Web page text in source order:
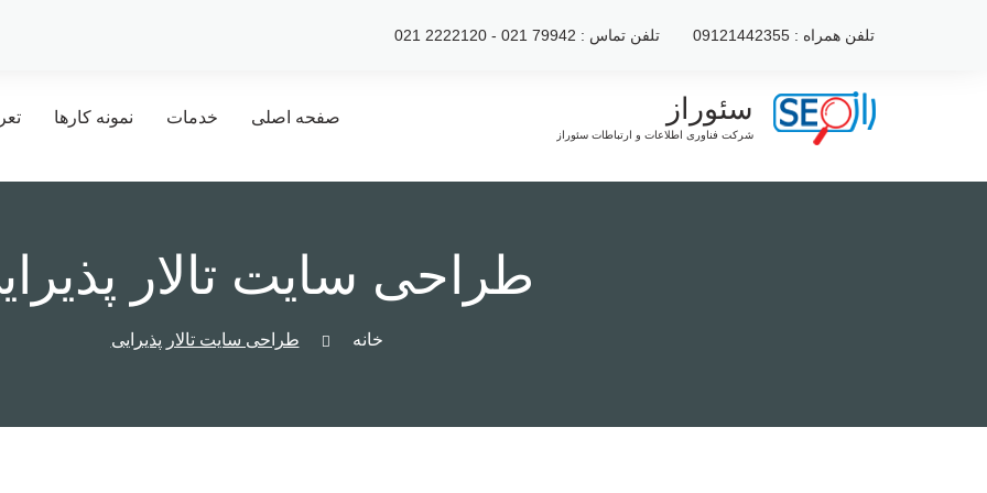
تلفن تماس : 79942 021 - 2222120 021 تلفن همراه : 09121442355
سئوراز
شرکت فناوری اطلاعات و ارتباطات سئوراز
صفحه اصلی خدمات نمونه کارها
طراحی سایت تالار
خانه طراحی سایت تالار پذیرایی